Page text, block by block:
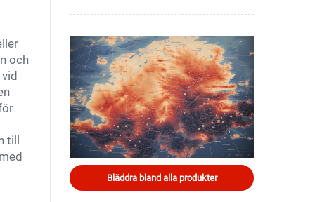
och
Bläddra bland alla produkter